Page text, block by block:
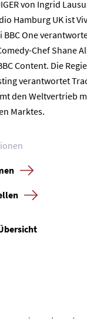
von Ingrid
Hamburg UK ist
BBC One
Chef Shane
Content. Die
verantwortet
den Weltvertrieb
Marktes.